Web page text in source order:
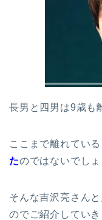
長男と四男は9歳も
ここまで離れている
たのではないでしょ
そんな吉沢亮さん
のでご紹介していき